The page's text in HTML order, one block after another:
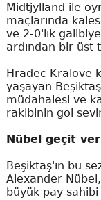
Midtjylland ile
maçlarında
ve 2-0'lık
ardından bir üst
Hradec Kralove
yaşayan
müdahalesi ve
rakibinin gol
Nübel geçit
Beşiktaş'ın bu
Alexander
büyük pay